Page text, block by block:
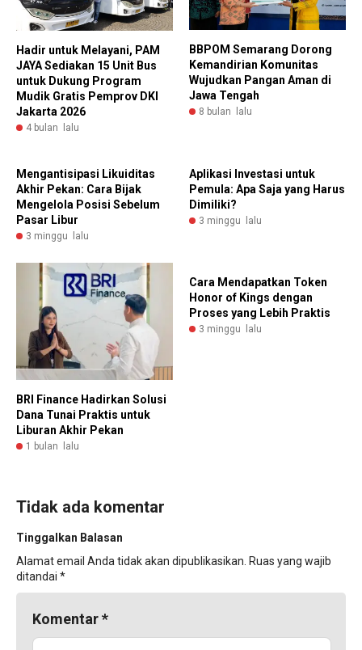
Hadir untuk Melayani, PAM
JAYA Sediakan 15 Unit Bus
untuk Dukung Program
Mudik Gratis Pemprov DKI
Jakarta 2026
4 bulan lalu
BBPOM Semarang Dorong
Kemandirian Komunitas
Wujudkan Pangan Aman di
Jawa Tengah
8 bulan lalu
Mengantisipasi Likuiditas
Akhir Pekan: Cara Bijak
Mengelola Posisi Sebelum
Pasar Libur
3 minggu lalu
Aplikasi Investasi untuk
Pemula: Apa Saja yang Harus
Dimiliki?
3 minggu lalu
BRI Finance Hadirkan Solusi
Dana Tunai Praktis untuk
Liburan Akhir Pekan
1 bulan lalu
Cara Mendapatkan Token
Honor of Kings dengan
Proses yang Lebih Praktis
3 minggu lalu
Tidak ada komentar
Tinggalkan Balasan
Alamat email Anda tidak akan dipublikasikan. Ruas yang wajib
ditandai *
Komentar*